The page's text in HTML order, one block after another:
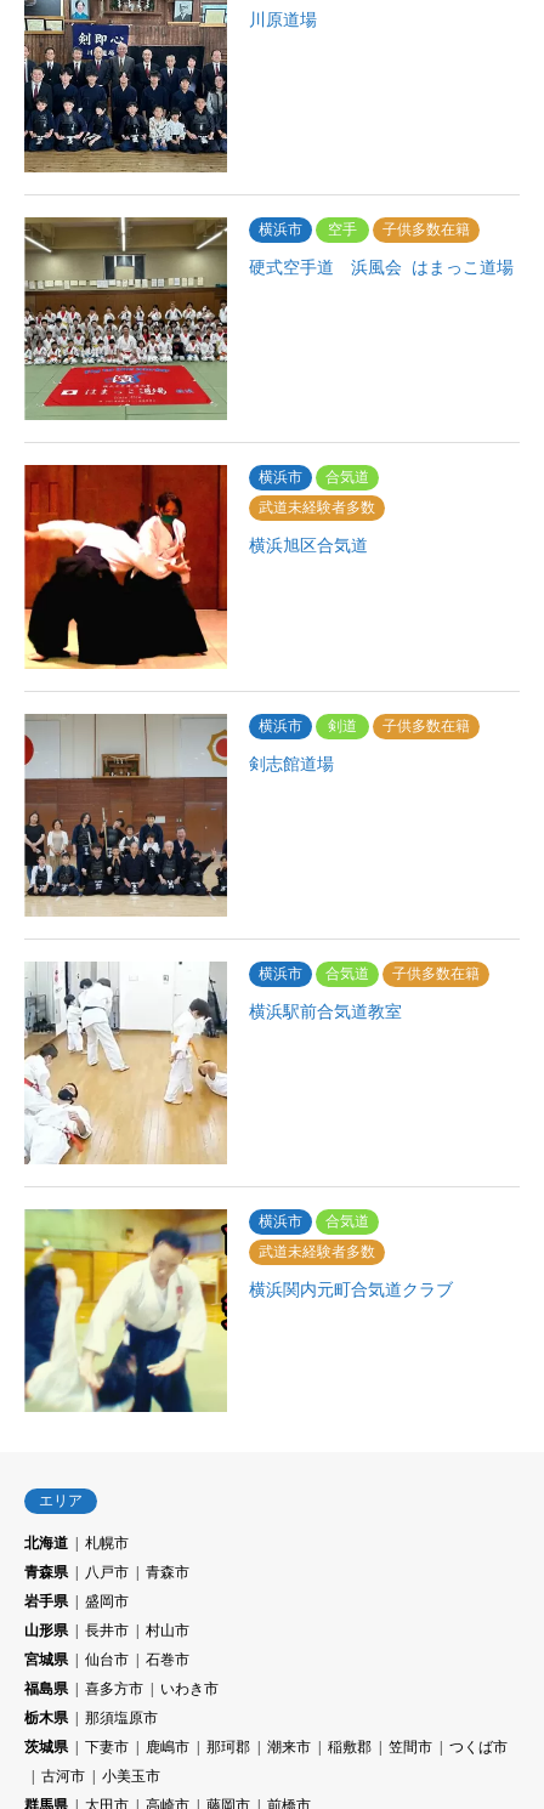
川原道場
横浜市 空手 子供多数在籍
硬式空手道 浜風会 はまっこ道場
横浜市
合気道
武道未経験者多数
横浜旭区合気道
横浜市 剣道 子供多数在籍
剣志館道場
横浜市 合気道 子供多数在籍
横浜駅前合気道教室
横浜市
合気道
武道未経験者多数
横浜関内元町合気道クラブ
エリア
北海道
札幌市
青森県
八戸市
青森市
岩手県
盛岡市
山形県
長井市
村山市
宮城県
仙台市
石巻市
福島県
喜多方市
いわき市
栃木県
那須塩原市
茨城県
下妻市 鹿嶋市 那珂郡 潮来市 稲敷郡 笠間市
つくば市
古河市
小美玉市